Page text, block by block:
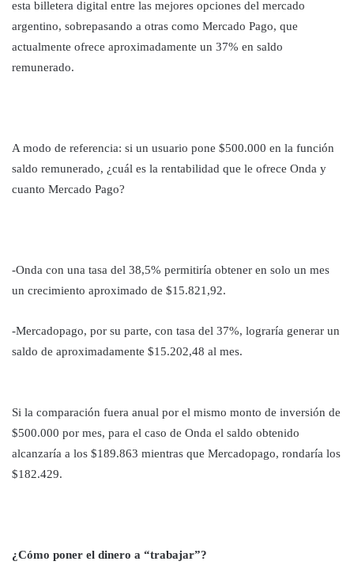
esta billetera digital entre las mejores opciones del mercado
argentino, sobrepasando a otras como Mercado Pago, que
actualmente ofrece aproximadamente un 37% en saldo
remunerado.
A modo de referencia: si un usuario pone $500.000 en la función
saldo remunerado, ¿cuál es la rentabilidad que le ofrece Onda y
cuanto Mercado Pago?
-Onda con una tasa del 38,5% permitiría obtener en solo un mes
un crecimiento aproximado de $15.821,92.
-⁠Mercadopago, por su parte, con tasa del 37%, lograría generar un
saldo de aproximadamente $15.202,48 al mes.
Si la comparación fuera anual por el mismo monto de inversión de
$500.000 por mes, para el caso de Onda el saldo obtenido
alcanzaría a los $189.863 mientras que Mercadopago, rondaría los
$182.429.
¿Cómo poner el dinero a “trabajar”?